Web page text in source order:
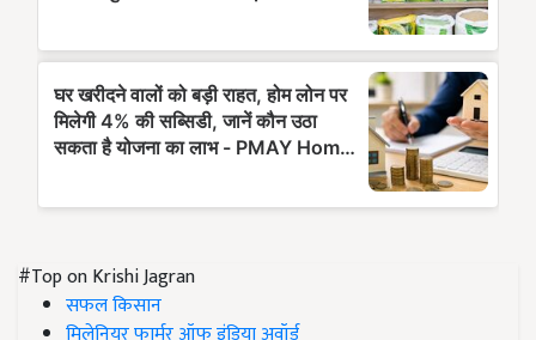
#Top on Krishi Jagran
सफल किसान